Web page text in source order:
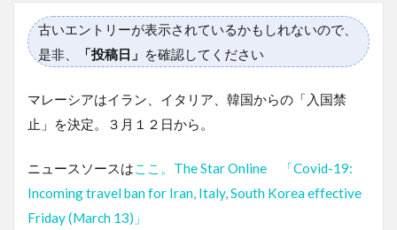
古いエントリーが表示されているかもしれないので、
是非、
「投稿日」 を確認してください
マレーシアはイラン、イタリア、韓国からの「入国禁
止」を決定。３月１２日から。
ニュースソースは ここ。The Star Online 「Covid-19:
Incoming travel ban for Iran, Italy, South Korea effective
Friday (March 13)」